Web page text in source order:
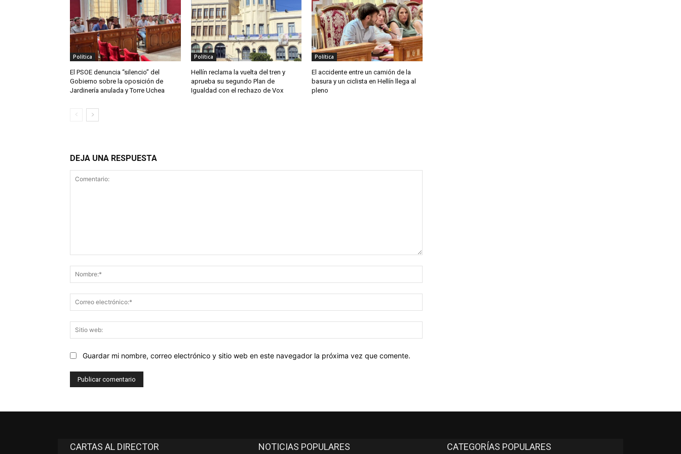
Política
El PSOE denuncia “silencio” del
Gobierno sobre la oposición de
Jardinería anulada y Torre Uchea
Política
Hellín reclama la vuelta del tren y
aprueba su segundo Plan de
Igualdad con el rechazo de Vox
Política
El accidente entre un camión de la
basura y un ciclista en Hellín llega al
pleno
DEJA UNA RESPUESTA
electrónico:*
web:
Guardar mi nombre, correo electrónico y sitio web en este navegador la próxima vez que comente.
CARTAS AL DIRECTOR NOTICIAS POPULARES CATEGORÍAS POPULARES